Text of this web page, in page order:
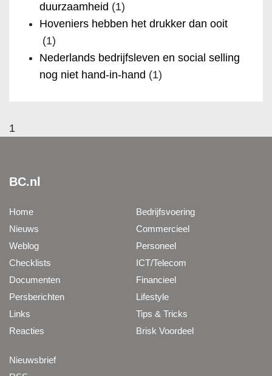
duurzaamheid (1)
Hoveniers hebben het drukker dan ooit
(1)
Nederlands bedrijfsleven en social selling
nog niet hand-in-hand (1)
1
BC.nl
Home
Nieuws
Weblog
Checklists
Documenten
Persberichten
Links
Reacties
Bedrijfsvoering
Commercieel
Personeel
ICT/Telecom
Financieel
Lifestyle
Tips & Tricks
Brisk Voordeel
Nieuwsbrief